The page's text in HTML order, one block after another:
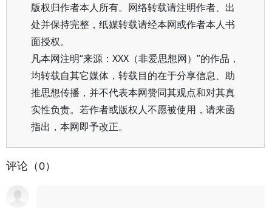
版权归作者本人所有。网络转载请注明作者、出
处并保持完整，纸媒转载请经本网或作者本人书
面授权。
凡本网注明“来源：XXX（非爱思想网）”的作品，
均转载自其它媒体，转载目的在于分享信息、助
推思想传播，并不代表本网赞同其观点和对其真
实性负责。若作者或版权人不愿被使用，请来函
指出，本网即予改正。
评论（0）